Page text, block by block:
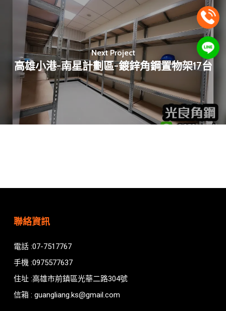
Next Project
高雄小港-南星計劃區-鍍鋅角鋼置物架17台
聯絡資訊
電話 :07-7517767
手機 :0975577637
住址 :高雄市前鎮區光華二路304號
信箱 : guangliang.ks@gmail.com